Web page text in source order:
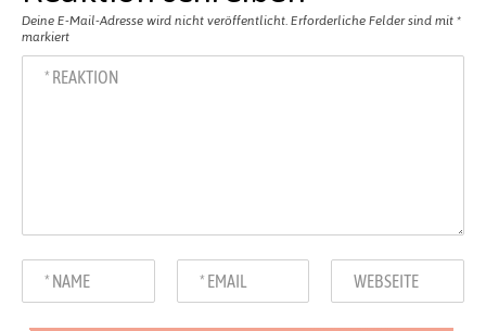
Deine E-Mail-Adresse wird nicht veröffentlicht. Erforderliche Felder sind mit *
markiert